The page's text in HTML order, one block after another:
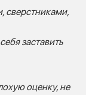
сверстниками,
заставить
оценку, не